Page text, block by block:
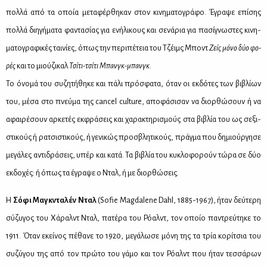
πολ­λά από τα οποία με­τα­φέρ­θη­καν στον κι­νη­μα­το­γρά­φο. Έγρα­ψε επί­σης
πολ­λά δι­η­γή­μα­τα φα­ντα­σί­ας για ενή­λι­κους και σε­νά­ρια για πα­σί­γνω­στες κι­νη­
μα­το­γρα­φι­κές ται­νί­ες, όπως την πε­ρι­πέ­τεια του Τζέιμς ΜποντΖείς μό­νο δύο φο­
ρέςκαι το μιού­ζι­καλΤσί­τι-τσί­τι Μπανγκ-μπανγκ.
Το όνο­μά του συ­ζη­τή­θη­κε και πά­λι πρό­σφα­τα, όταν οι εκ­δό­τες των βι­βλί­ων
του, μέ­σα στο πνεύ­μα της cancel culture, απο­φά­σι­σαν να διορ­θώ­σουν ή να
αφαι­ρέ­σουν αρ­κε­τές εκ­φρά­σεις και χα­ρα­κτη­ρι­σμούς στα βι­βλία του ως σε­ξι­
στι­κούς ή ρα­τσι­στι­κούς, ή γε­νι­κώς προ­σβλη­τι­κούς, πράγ­μα που δη­μιούρ­γη­σε
με­γά­λες αντι­δρά­σεις, υπέρ και κα­τά. Τα βι­βλία του κυ­κλο­φο­ρούν τώ­ρα σε δύο
εκ­δο­χές: ή όπως τα έγρα­ψε ο Νταλ, ή με διορ­θώ­σεις.
Η Σό­φι Μαγκ­ντα­λέν Νταλ(Sofie Magdalene Dahl, 1885-1967), ήταν δεύ­τε­ρη
σύ­ζυ­γος του Χά­ραλντ Νταλ, πα­τέ­ρα του Ρό­αλντ, τον οποίο πα­ντρεύ­τη­κε το
1911. Όταν εκεί­νος πέ­θα­νε το 1920, με­γά­λω­σε μό­νη της τα τρία κο­ρί­τσια του
συ­ζύ­γου της από τον πρώ­το του γά­μο και τον Ρό­αλντ που ήταν τεσ­σά­ρων